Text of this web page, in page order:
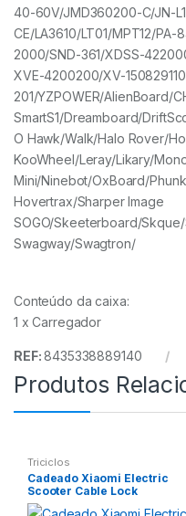
40-60V/JMD360200-C/JN-
CE/LA3610/LT01/MPT12/
2000/SND-361/XDSS-
XVE-4200200/XV-
201/YZPOWER/AlienBoard/
SmartS1/Dreamboard/
O Hawk/Walk/Halo Rover/
KooWheel/Leray/Likary/
Mini/Ninebot/OxBoard/
Hovertrax/Sharper Image
SOGO/Skeeterboard/
Swagway/Swagtron/
Conteúdo da caixa:
1 x Carregador
REF:8435338889140
Produtos
Triciclos
Cadeado Xiaomi Electric
Scooter Cable Lock